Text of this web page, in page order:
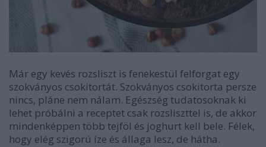
Már egy kevés rozsliszt is fenekestül felforgat egy
szokványos csokitortát. Szokványos csokitorta persze
nincs, pláne nem nálam. Egészség tudatosoknak ki
lehet próbálni a receptet csak rozsliszttel is, de akkor
mindenképpen több tejföl és joghurt kell bele. Félek,
hogy elég szigorú íze és állaga lesz, de hátha.